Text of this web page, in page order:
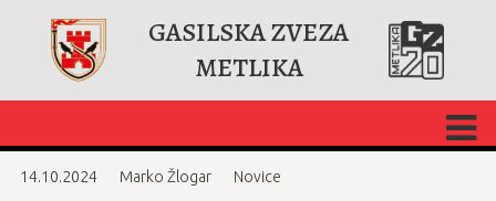
GASILSKA ZVEZA
METLIKA
14.10.2024 Marko Žlogar Novice